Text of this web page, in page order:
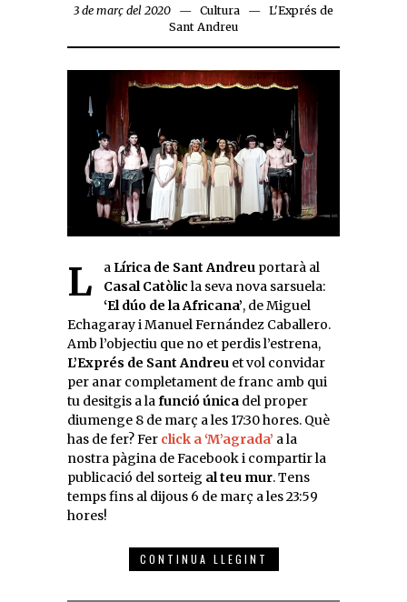
3 de març del 2020 Cultura
L'Exprés de
Sant Andreu
La Lírica de Sant Andreu portarà al
Casal Catòlicla seva nova sarsuela:
‘El dúo de la Africana’, de Miguel
Echagaray i Manuel Fernández Caballero.
Amb l’objectiu que no et perdis l’estrena,
L’Exprés de Sant Andreu et vol convidar
per anar completament de franc amb qui
tu desitgis a lafunció única del proper
diumenge 8 de març a les 17:30 hores. Què
has de fer? Fer click a ‘M’agrada’ a la
nostra pàgina de Facebook i compartir la
publicació del sorteig al teu mur. Tens
temps fins al dijous 6 de març a les 23:59
hores!
CONTINUA LLEGINT